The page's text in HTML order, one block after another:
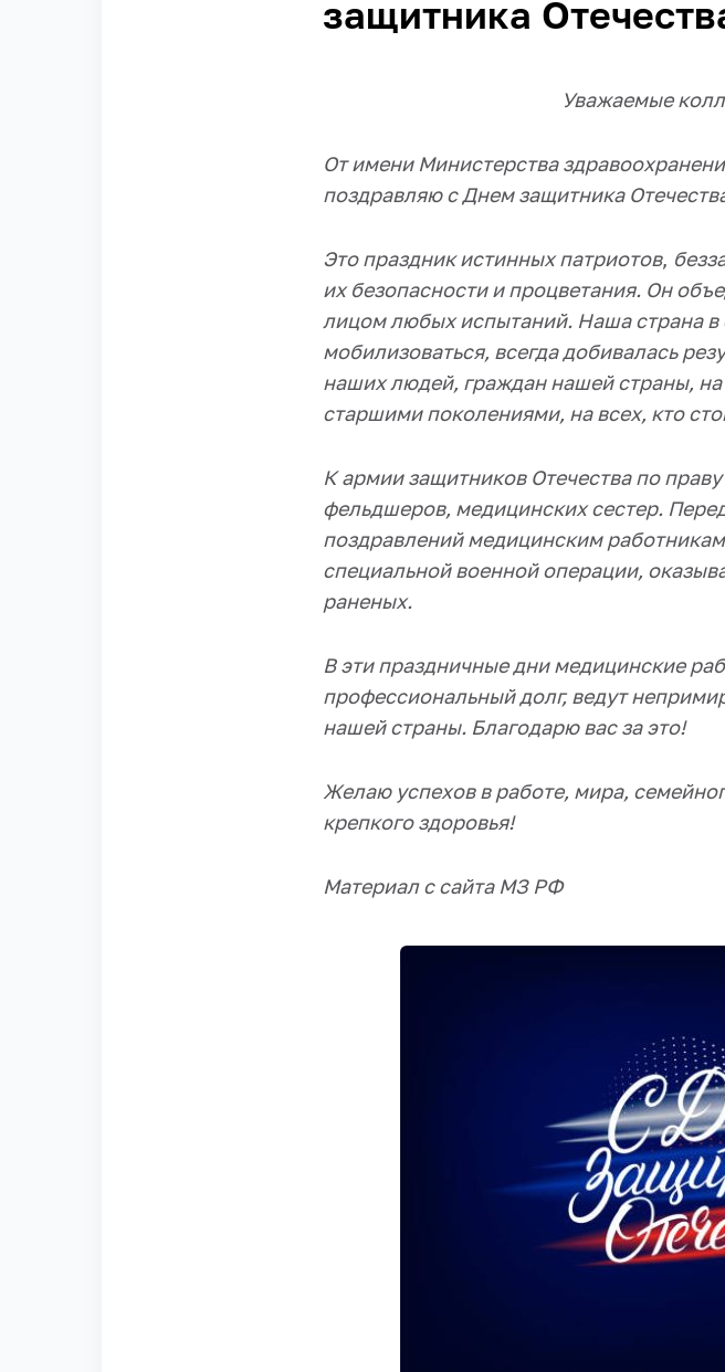
защитника
Уважаемые
От имени Министерства
поздравляю с Днем защитника
Это праздник истинных патриотов,
их безопасности и процветания. Он
лицом любых испытаний. Наша страна
мобилизоваться, всегда добивалась
наших людей, граждан нашей страны,
старшими поколениями, на всех, кто
К армии защитников Отечества по
фельдшеров, медицинских сестер.
поздравлениймедицинским
специальной военной операции,
раненых.
В эти праздничные дни медицинские
профессиональный долг, ведут
нашей страны. Благодарю вас за это!
Желаю успехов в работе, мира,
крепкого здоровья!
Материал с сайта МЗ РФ